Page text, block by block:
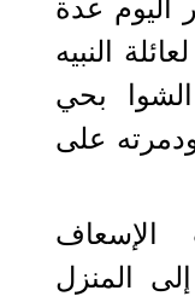
عدة
النبيه
بحي
على
المنزل